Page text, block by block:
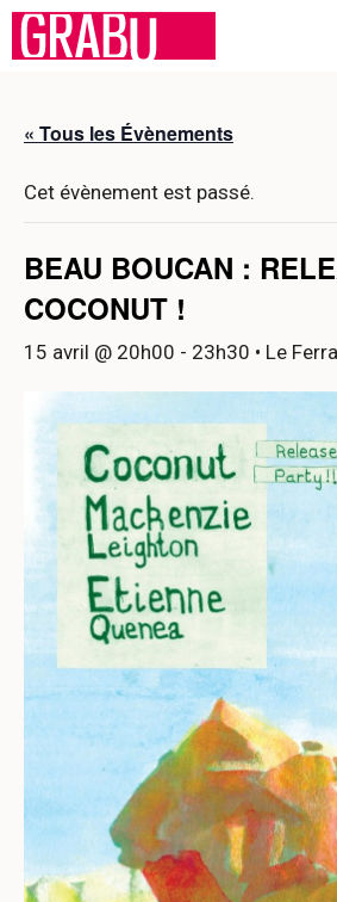
Aller
« Tous les Évènements
Cet évènement est passé.
BEAU BOUCAN :
COCONUT !
15 avril @ 20h00 - 23h30 • Le